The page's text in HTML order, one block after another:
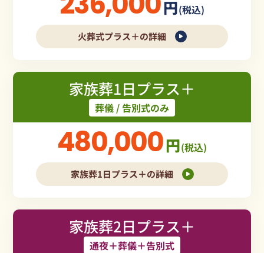
円(税込)
火葬式プラス＋の詳細
家族葬1日プラス＋
葬儀 / 告別式のみ
480,000円(税込)
家族葬1日プラス＋の詳細
家族葬2日プラス＋
通夜＋葬儀＋告別式